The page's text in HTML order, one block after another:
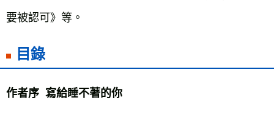
要被認可》等。
目錄
作者序  寫給睡不著的你